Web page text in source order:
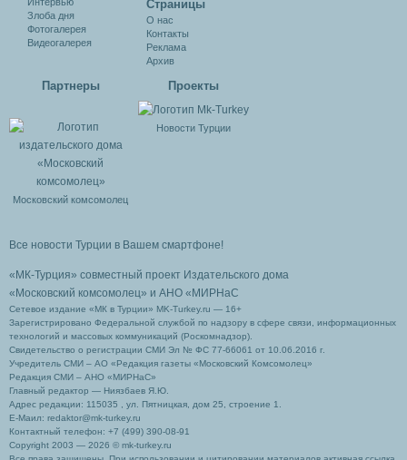
Злоба дня
Фотогалерея
Видеогалерея
Cтраницы
О нас
Контакты
Реклама
Архив
Партнеры
Московский комсомолец
Проекты
Новости Турции
Все новости Турции в Вашем смартфоне!
«МК-Турция» совместный проект Издательского дома
«Московский комсомолец» и АНО «МИРНаС
Сетевое издание «МК в Турции» MK-Turkey.ru — 16+
Зарегистрировано Федеральной службой по надзору в сфере связи, информационных
технологий и массовых коммуникаций (Роскомнадзор).
Свидетельство о регистрации СМИ Эл № ФС 77-66061 от 10.06.2016 г.
Учредитель СМИ – АО «Редакция газеты «Московский Комсомолец»
Редакция СМИ – АНО «МИРНаС»
Главный редактор — Ниязбаев Я.Ю.
Адрес редакции: 115035 , ул. Пятницкая, дом 25, строение 1.
Е-Маил: redaktor@mk-turkey.ru
Контактный телефон: +7 (499) 390-08-91
Copyright 2003 — 2026 © mk-turkey.ru